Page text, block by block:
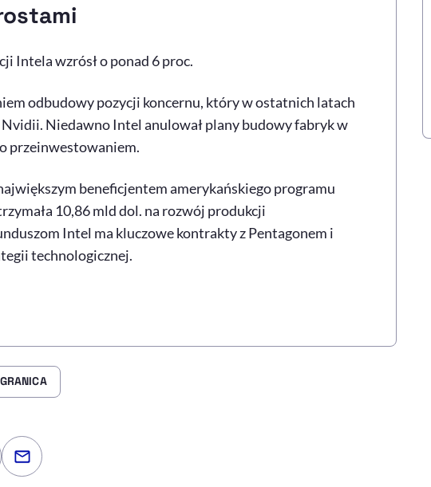
Intela wzrósł o ponad 6 proc.
odbudowy pozycji koncernu, który w ostatnich latach
Niedawno Intel anulował plany budowy fabryk w
przeinwestowaniem.
beneficjentem amerykańskiego programu
10,86 mld dol. na rozwój produkcji
Intel ma kluczowe kontrakty z Pentagonem i
technologicznej.
na Twitterzena Facebooku
Udostępnij przez e-mail